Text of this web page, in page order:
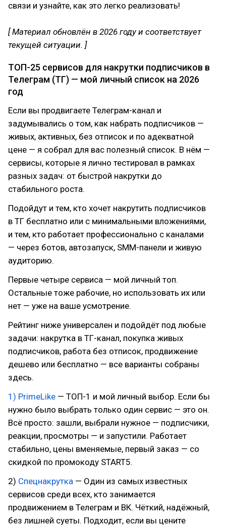
связи и узнайте, как это легко реализовать!
[ Материал обновлён в 2026 году и соответствует
текущей ситуации. ]
ТОП-25 сервисов для накрутки подписчиков в
Телеграм (ТГ) — мой личный список на 2026
год
Если вы продвигаете Телеграм-канал и
задумывались о том, как набрать подписчиков —
живых, активных, без отписок и по адекватной
цене — я собрал для вас полезный список. В нём —
сервисы, которые я лично тестировал в рамках
разных задач: от быстрой накрутки до
стабильного роста.
Подойдут и тем, кто хочет накрутить подписчиков
в ТГ бесплатно или с минимальными вложениями,
и тем, кто работает профессионально с каналами
— через ботов, автозапуск, SMM-панели и живую
аудиторию.
Первые четыре сервиса — мой личный топ.
Остальные тоже рабочие, но использовать их или
нет — уже на ваше усмотрение.
Рейтинг ниже универсален и подойдёт под любые
задачи: накрутка в ТГ-канал, покупка живых
подписчиков, работа без отписок, продвижение
дешево или бесплатно — все варианты собраны
здесь.
1) PrimeLike — ТОП-1 и мой личный выбор. Если бы
нужно было выбрать только один сервис — это он.
Всё просто: зашли, выбрали нужное — подписчики,
реакции, просмотры — и запустили. Работает
стабильно, цены вменяемые, первый заказ — со
скидкой по промокоду START5.
2) Спецнакрутка — Один из самых известных
сервисов среди всех, кто занимается
продвижением в Телеграм и ВК. Чёткий, надёжный,
без лишней суеты. Подходит, если вы цените